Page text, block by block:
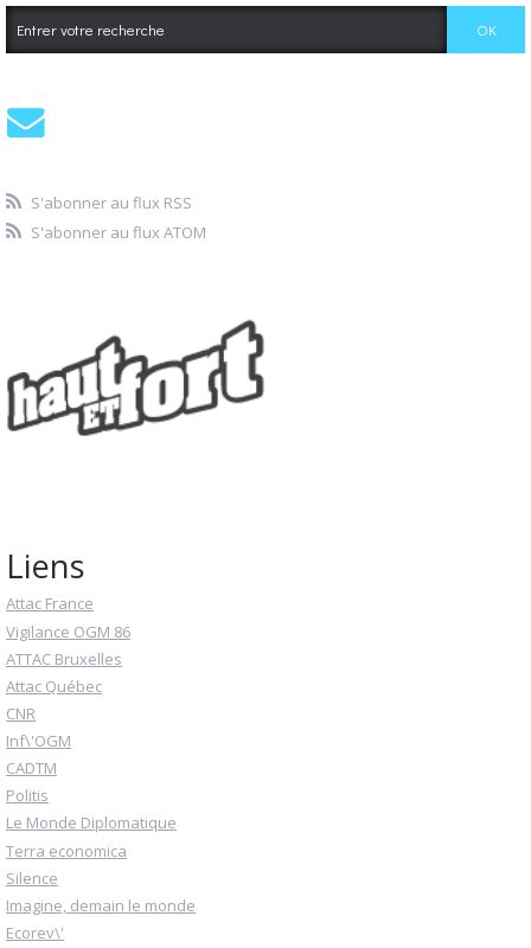
S'abonner au flux RSS
S'abonner au flux ATOM
Liens
Attac France
Vigilance OGM 86
ATTAC Bruxelles
Attac Québec
CNR
Inf\'OGM
CADTM
Politis
Le Monde Diplomatique
Terra economica
Silence
Imagine, demain le monde
Ecorev\'